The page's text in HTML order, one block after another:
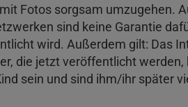
Fotos sorgsam umzugehen.
sind keine Garantie
wird. Außerdem gilt: Das
die jetzt veröffentlicht
sein und sind ihm/ihr später